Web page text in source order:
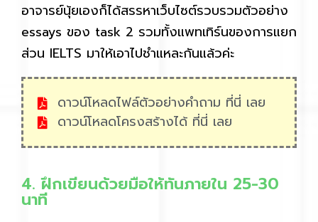
อาจารย์นุ้ยเองก็ได้สรรหาเว็บไซต์รวบรวมตัวอย่าง
essays ของ task 2 รวมทั้งแพทเทิร์นของการแยก
ส่วน IELTS มาให้เอาไปชำแหละกันแล้วค่ะ
ดาวน์โหลดไฟล์ตัวอย่างคำถาม ที่นี่ เลย
ดาวน์โหลดโครงสร้างได้ ที่นี่ เลย
4. ฝึกเขียนด้วยมือให้ทันภายใน 25-30
นาที